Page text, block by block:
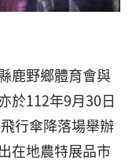
鹿野鄉體育會與
於112年9月30日
行傘降落場舉辦
在地農特展品市